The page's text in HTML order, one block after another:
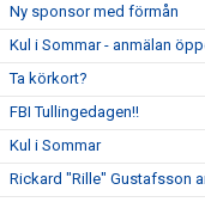
Ny sponsor med förmån
Kul i Sommar - anmälan
Ta körkort?
FBI Tullingedagen!!
Kul i Sommar
Rickard "Rille" Gustafsson